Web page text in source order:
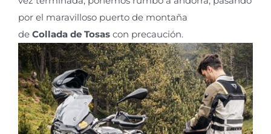
por el maravilloso puerto de montaña
de Collada de Tosas con precaución.